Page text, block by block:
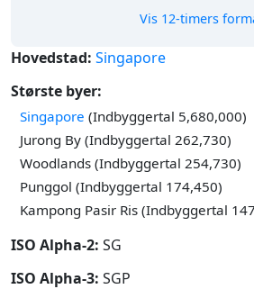
Vis 12-timers
Hovedstad: Singapore
Største byer:
Singapore (Indbyggertal 5,680,000)
Jurong By (Indbyggertal 262,730)
Woodlands (Indbyggertal 254,730)
Punggol (Indbyggertal 174,450)
Kampong Pasir Ris (Indbyggertal
ISO Alpha-2: SG
ISO Alpha-3: SGP